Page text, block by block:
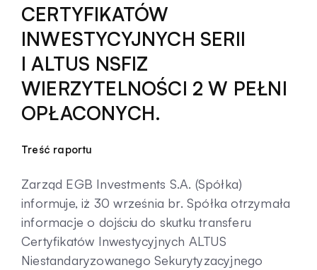
Aktualności
Kontakt
CERTYFIKATÓW
INWESTYCYJNYCH SERII
I ALTUS NSFIZ
WIERZYTELNOŚCI 2 W PEŁNI
OPŁACONYCH.
Treść raportu
Zarząd EGB Investments S.A. (Spółka)
informuje, iż 30 września br. Spółka otrzymała
informacje o dojściu do skutku transferu
Certyfikatów Inwestycyjnych ALTUS
Niestandaryzowanego Sekurytyzacyjnego